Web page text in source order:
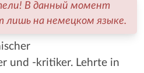
В данный момент
лишь на немецком языке.
und -kritiker. Lehrte in